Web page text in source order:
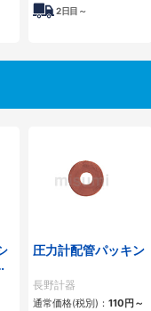
2日目～
圧力計配管パッキン
長野計器
通常価格(税別)： 110 円 ～